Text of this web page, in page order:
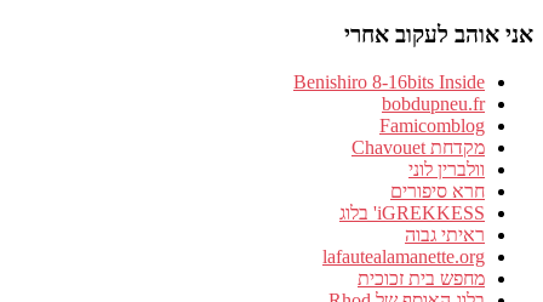
אני אוהב לעקוב אחרי
Benishiro 8-16bits Inside
bobdupneu.fr
Famicomblog
מקדחת Chavouet
וולברין לוני
חרא סיפורים
iGREKKESS' בלוג
ראיתי גבוה
lafautealamanette.org
מחפש בית זכוכית